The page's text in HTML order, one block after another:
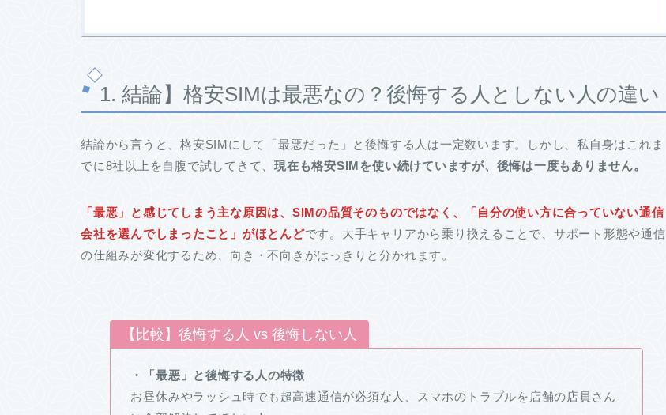
1. 結論】格安SIMは最悪なの？後悔する人としない人の違い
結論から言うと、格安SIMにして「最悪だった」と後悔する人は一定数います。しかし、私自身はこれま
でに8社以上を自腹で試してきて、現在も格安SIMを使い続けていますが、後悔は一度もありません。
「最悪」と感じてしまう主な原因は、SIMの品質そのものではなく、「自分の使い方に合っていない通信
会社を選んでしまったこと」がほとんどです。大手キャリアから乗り換えることで、サポート形態や通信
の仕組みが変化するため、向き・不向きがはっきりと分かれます。
【比較】後悔する人 vs 後悔しない人
・「最悪」と後悔する人の特徴
お昼休みやラッシュ時でも超高速通信が必須な人、スマホのトラブルを店舗の店員さん